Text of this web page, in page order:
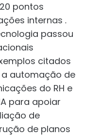
pontos
internas .
passou
citados
automação de
do RH e
para apoiar
de
de planos